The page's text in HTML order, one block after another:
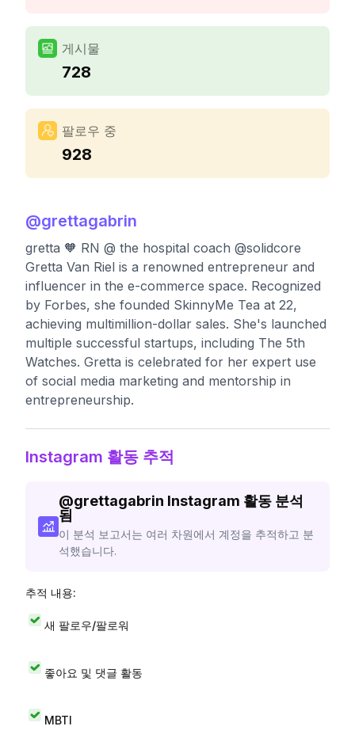
게시물
728
팔로우 중
928
@grettagabrin
gretta 🧡 RN @ the hospital coach @solidcore
Gretta Van Riel is a renowned entrepreneur and
influencer in the e-commerce space. Recognized
by Forbes, she founded SkinnyMe Tea at 22,
achieving multimillion-dollar sales. She's launched
multiple successful startups, including The 5th
Watches. Gretta is celebrated for her expert use
of social media marketing and mentorship in
entrepreneurship.
Instagram 활동 추적
@grettagabrin Instagram 활동 분석
됨
이 분석 보고서는 여러 차원에서 계정을 추적하고 분
석했습니다.
추적 내용:
새 팔로우/팔로워
좋아요 및 댓글 활동
MBTI